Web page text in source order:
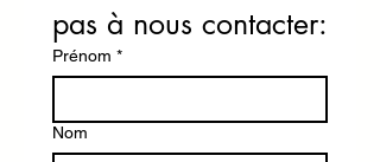
pas à nous contacter:
Prénom *
Nom